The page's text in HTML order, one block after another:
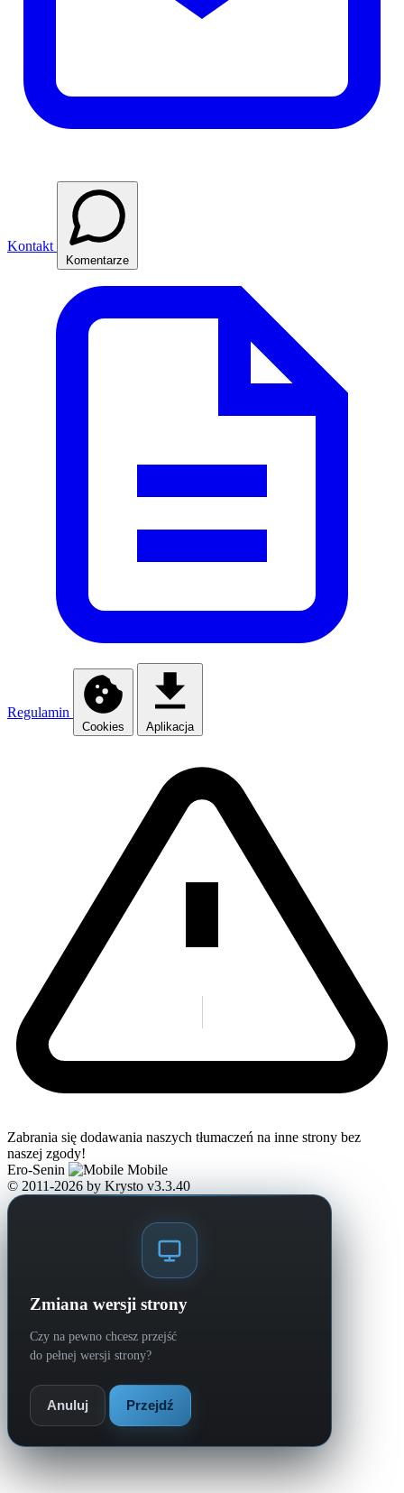
Kontakt
Komentarze
Regulamin
Cookies Aplikacja
Zabrania się dodawania naszych tłumaczeń na inne strony bez
naszej zgody!
Ero-Senin
Mobile
© 2011-2026 by Krysto v3.3.40
Zmiana wersji strony
Czy na pewno chcesz przejść
do pełnej wersji strony?
Anuluj Przejdź